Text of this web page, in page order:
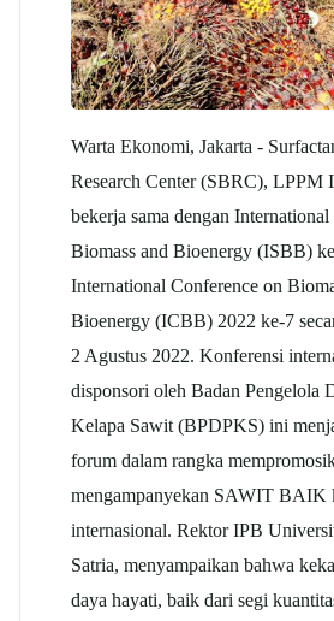
Warta Ekonomi, Jakarta -
Research Center (SBRC), LPPM
bekerja sama dengan
Biomass and Bioenergy (ISBB)
International Conference on
Bioenergy (ICBB) 2022 ke-7
2 Agustus 2022. Konferensi
disponsori oleh Badan Pengelola
Kelapa Sawit (BPDPKS) ini
forum dalam rangka
mengampanyekan SAWIT BAIK
internasional. Rektor IPB
Satria, menyampaikan bahwa
daya hayati, baik dari segi